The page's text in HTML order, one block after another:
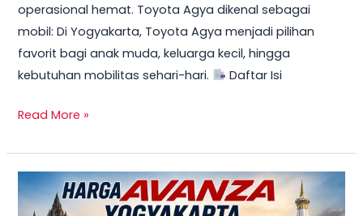
operasional hemat. Toyota Agya dikenal sebagai
mobil: Di Yogyakarta, Toyota Agya menjadi pilihan
favorit bagi anak muda, keluarga kecil, hingga
kebutuhan mobilitas sehari-hari.
Daftar Isi
Read More »
TERBARU!
Harga